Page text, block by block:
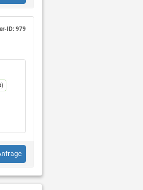
ID: 979